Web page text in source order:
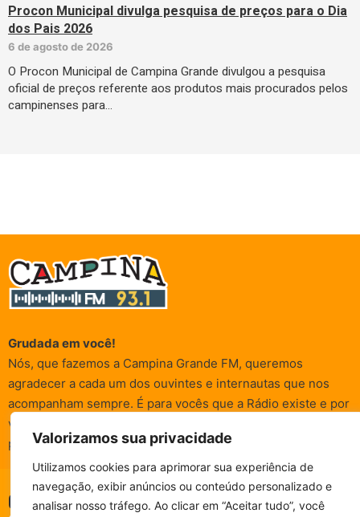
Valorizamos sua privacidade
Utilizamos cookies para aprimorar sua experiência de
navegação, exibir anúncios ou conteúdo personalizado e
analisar nosso tráfego. Ao clicar em “Aceitar tudo”, você
CAMPINA FM - AO VIVO
ESCUTE SEM PARAR!
Procon Municipal divulga pesquisa de preços para o Dia
dos Pais 2026
6 de agosto de 2026
O Procon Municipal de Campina Grande divulgou a pesquisa
oficial de preços referente aos produtos mais procurados pelos
campinenses para…
Grudada em você!
Nós, que fazemos a Campina Grande FM, queremos
agradecer a cada um dos ouvintes e internautas que nos
acompanham sempre. É para vocês que a Rádio existe e por
vocês que as informações (informativas, de entretenimento,
promocionais e de conscientização) são realizadas.
© Campina FM 1978 – 2026. Termos de Uso|Política de